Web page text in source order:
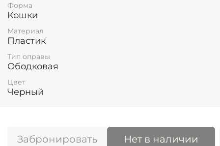
Форма
Кошки
Материал
Пластик
Тип оправы
Ободковая
Цвет
Черный
Забронировать Нет в наличии